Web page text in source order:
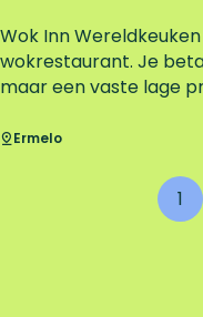
i
2
.
W
o
k
n
Wok Inn
wokrestaurant. Je
maar een vaste lage
Ermelo
H
1